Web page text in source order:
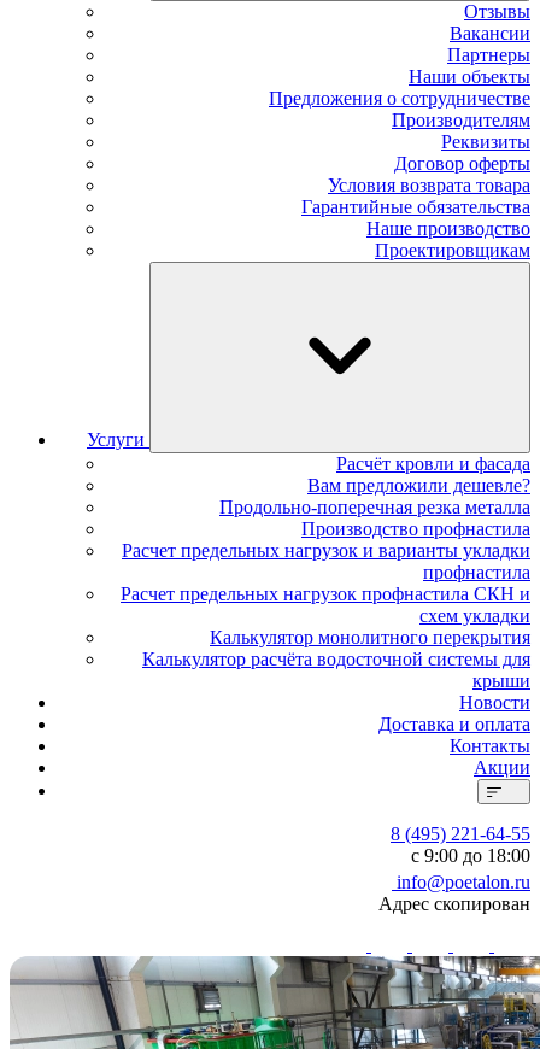
Отзывы
Вакансии
Партнеры
Наши объекты
Предложения о сотрудничестве
Производителям
Реквизиты
Договор оферты
Условия возврата товара
Гарантийные обязательства
Наше производство
Проектировщикам
Услуги
Расчёт кровли и фасада
Вам предложили дешевле?
Продольно-поперечная резка металла
Производство профнастила
Расчет предельных нагрузок и варианты укладки
профнастила
Расчет предельных нагрузок профнастила СКН и
схем укладки
Калькулятор монолитного перекрытия
Калькулятор расчёта водосточной системы для
крыши
Новости
Доставка и оплата
Контакты
Акции
8 (495) 221-64-55
с 9:00 до 18:00
info@poetalon.ru
Адрес скопирован